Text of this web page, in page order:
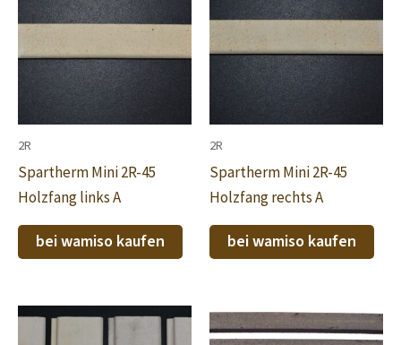
2R
Spartherm Mini 2R-45
Holzfang links A
bei wamiso kaufen
2R
Spartherm Mini 2R-45
Holzfang rechts A
bei wamiso kaufen